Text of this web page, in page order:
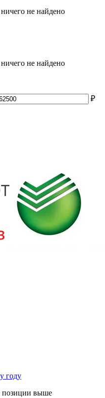
не найдено
не найдено
₽
году
позиции выше